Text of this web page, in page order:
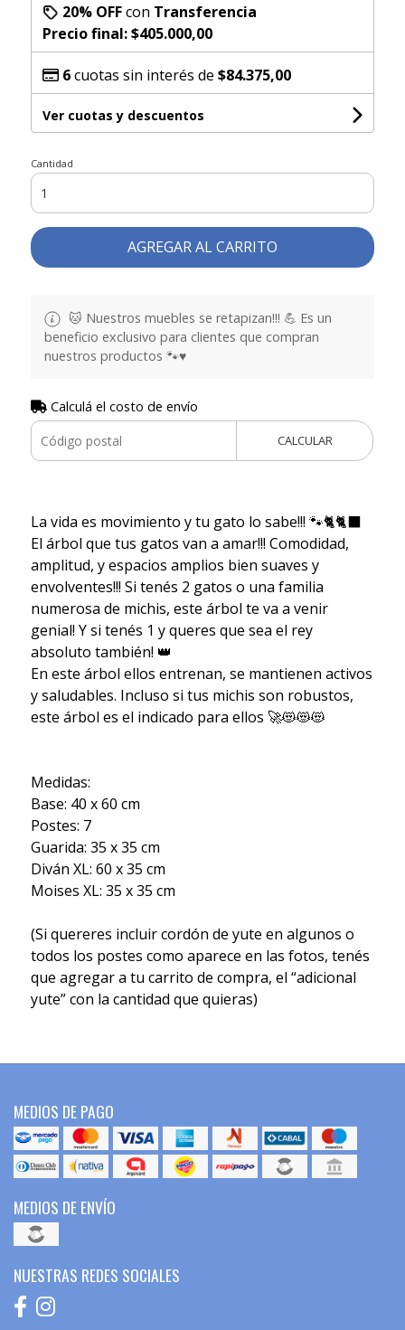
20% OFFcon Transferencia
Precio final:$405.000,00
6cuotas sin interés de $84.375,00
Ver cuotas y descuentos
Cantidad
AGREGAR AL CARRITO
🐱 Nuestros muebles se retapizan!!! 💪 Es un
beneficio exclusivo para clientes que compran
nuestros productos 🐾♥️
Calculá el costo de envío
CALCULAR
La vida es movimiento y tu gato lo sabe!!! 🐾🐈🐈‍⬛
El árbol que tus gatos van a amar!!! Comodidad,
amplitud, y espacios amplios bien suaves y
envolventes!!! Si tenés 2 gatos o una familia
numerosa de michis, este árbol te va a venir
genial! Y si tenés 1 y queres que sea el rey
absoluto también! 👑
En este árbol ellos entrenan, se mantienen activos
y saludables. Incluso si tus michis son robustos,
este árbol es el indicado para ellos 🚀😻😻😻
Medidas:
Base: 40 x 60 cm
Postes: 7
Guarida: 35 x 35 cm
Diván XL: 60 x 35 cm
Moises XL: 35 x 35 cm
(Si quereres incluir cordón de yute en algunos o
todos los postes como aparece en las fotos, tenés
que agregar a tu carrito de compra, el “adicional
yute” con la cantidad que quieras)
MEDIOS DE PAGO
MEDIOS DE ENVÍO
NUESTRAS REDES SOCIALES